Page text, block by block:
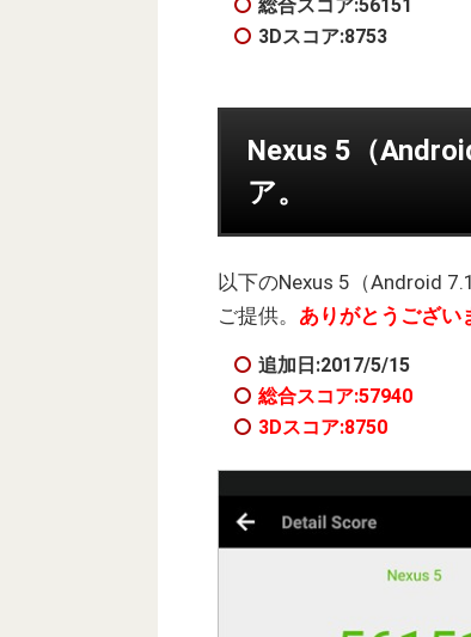
総合スコア:56151
3Dスコア:8753
Nexus 5（
ア。
以下のNexus 5（Android
ご提供。 ありがとうござい
追加日:2017/5/15
総合スコア:57940
3Dスコア:8750